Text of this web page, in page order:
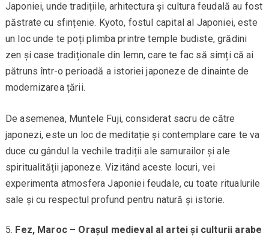
Japoniei, unde tradițiile, arhitectura și cultura feudală au fost
păstrate cu sfințenie. Kyoto, fostul capital al Japoniei, este
un loc unde te poți plimba printre temple budiste, grădini
zen și case tradiționale din lemn, care te fac să simți că ai
pătruns într-o perioadă a istoriei japoneze de dinainte de
modernizarea țării.
De asemenea, Muntele Fuji, considerat sacru de către
japonezi, este un loc de meditație și contemplare care te va
duce cu gândul la vechile tradiții ale samurailor și ale
spiritualității japoneze. Vizitând aceste locuri, vei
experimenta atmosfera Japoniei feudale, cu toate ritualurile
sale și cu respectul profund pentru natură și istorie.
Fez, Maroc – Orașul medieval al artei și culturii arabe